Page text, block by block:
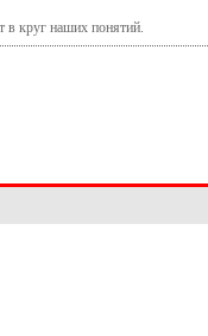
в круг наших понятий.